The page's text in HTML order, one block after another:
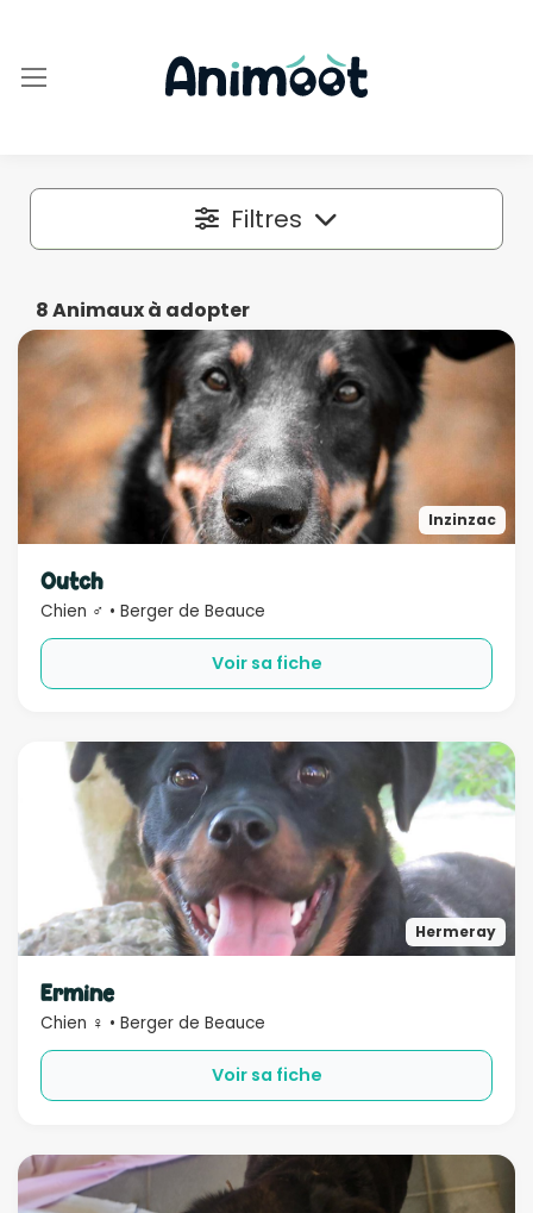
8Animaux à adopter
Inzinzac
Outch
Chien ♂ • Berger de Beauce
Voir sa fiche
Hermeray
Ermine
Chien ♀ • Berger de Beauce
Voir sa fiche
Filtres
Localisation
Dans un rayon autour de
Espèce
Sexe
Compatible
Chien
Chat
Rechercher